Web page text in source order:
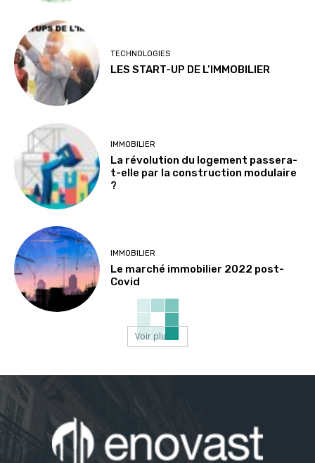
TECHNOLOGIES
LES START-UP DE L’IMMOBILIER
IMMOBILIER
La révolution du logement passera-
t-elle par la construction modulaire
?
IMMOBILIER
Le marché immobilier 2022 post-
Covid
Voir plus